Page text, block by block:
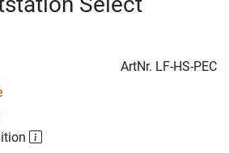
ArtNr. LF-HS-PEC